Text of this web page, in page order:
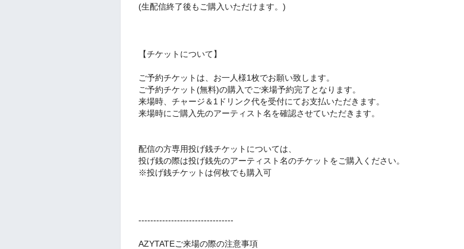
(生配信終了後もご購入いただけます。)
【チケットについて】
ご予約チケットは、お一人様1枚でお願い致します。
ご予約チケット(無料)の購入でご来場予約完了となります。
来場時、チャージ＆1ドリンク代を受付にてお支払いただきます。
来場時にご購入先のアーティスト名を確認させていただきます。
配信の方専用投げ銭チケットについては、
投げ銭の際は投げ銭先のアーティスト名のチケットをご購入ください。
※投げ銭チケットは何枚でも購入可
--------------------------------
AZYTATEご来場の際の注意事項